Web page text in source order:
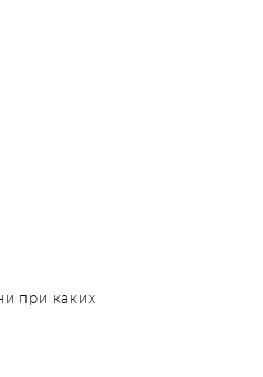
при каких